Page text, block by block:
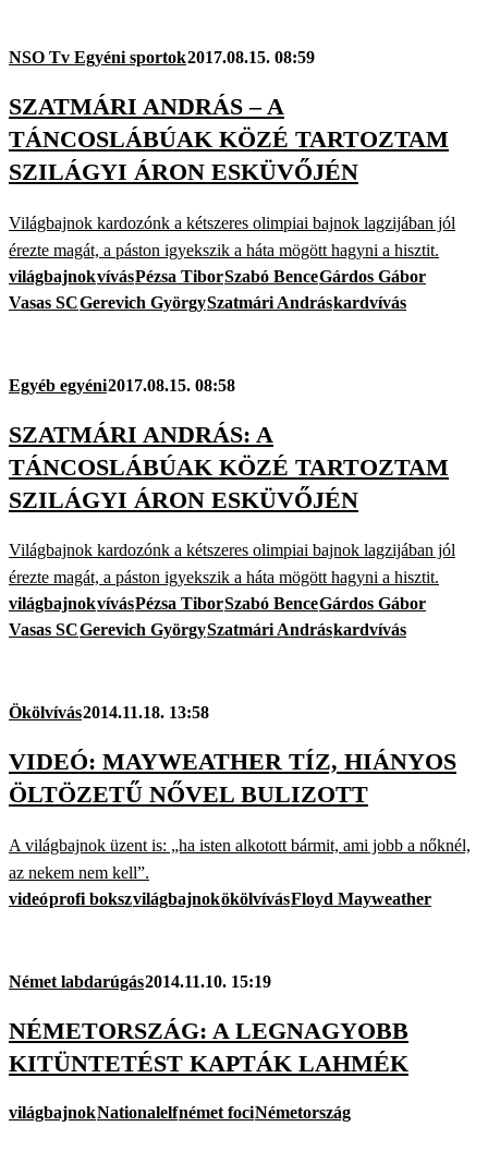
NSO Tv Egyéni sportok2017.08.15. 08:59
SZATMÁRI ANDRÁS – A
TÁNCOSLÁBÚAK KÖZÉ TARTOZTAM
SZILÁGYI ÁRON ESKÜVŐJÉN
Világbajnok kardozónk a kétszeres olimpiai bajnok lagzijában jól
érezte magát, a páston igyekszik a háta mögött hagyni a hisztit.
világbajnokvívásPézsa TiborSzabó BenceGárdos Gábor
Vasas SCGerevich GyörgySzatmári Andráskardvívás
Egyéb egyéni2017.08.15. 08:58
SZATMÁRI ANDRÁS: A
TÁNCOSLÁBÚAK KÖZÉ TARTOZTAM
SZILÁGYI ÁRON ESKÜVŐJÉN
Világbajnok kardozónk a kétszeres olimpiai bajnok lagzijában jól
érezte magát, a páston igyekszik a háta mögött hagyni a hisztit.
világbajnokvívásPézsa TiborSzabó BenceGárdos Gábor
Vasas SCGerevich GyörgySzatmári Andráskardvívás
Ökölvívás2014.11.18. 13:58
VIDEÓ: MAYWEATHER TÍZ, HIÁNYOS
ÖLTÖZETŰ NŐVEL BULIZOTT
A világbajnok üzent is: „ha isten alkotott bármit, ami jobb a nőknél,
az nekem nem kell”.
videóprofi bokszvilágbajnokökölvívásFloyd Mayweather
Német labdarúgás2014.11.10. 15:19
NÉMETORSZÁG: A LEGNAGYOBB
KITÜNTETÉST KAPTÁK LAHMÉK
világbajnokNationalelfnémet fociNémetország